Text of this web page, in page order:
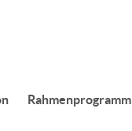
Rahmenprogramm